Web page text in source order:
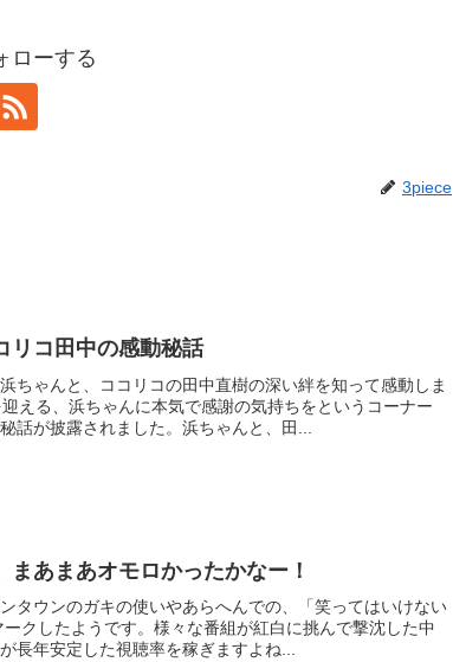
ローする
3piece
リコ田中の感動秘話
ちゃんと、ココリコの田中直樹の深い絆を知って感動しま
える、浜ちゃんに本気で感謝の気持ちをというコーナー
話が披露されました。浜ちゃんと、田...
あまあオモロかったかなー！
タウンのガキの使いやあらへんでの、「笑ってはいけない
クしたようです。様々な番組が紅白に挑んで撃沈した中
長年安定した視聴率を稼ぎますよね...